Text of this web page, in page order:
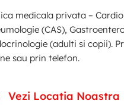
medicala privata –
(CAS),
(adulti si copii).
sau prin telefon.
Vezi Locatia Noastra